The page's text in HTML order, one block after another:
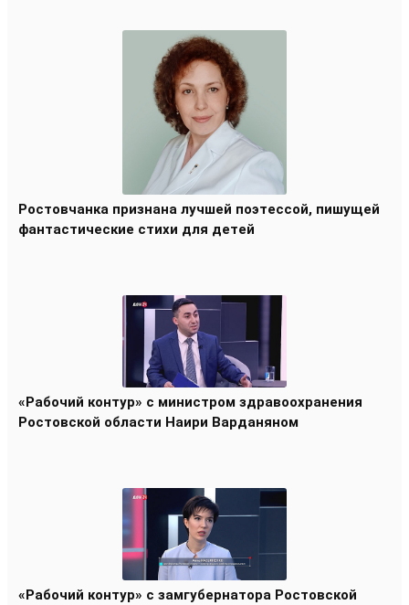
Ростовчанка признана лучшей поэтессой, пишущей
фантастические стихи для детей
«Рабочий контур» с министром здравоохранения
Ростовской области Наири Варданяном
«Рабочий контур» с замгубернатора Ростовской